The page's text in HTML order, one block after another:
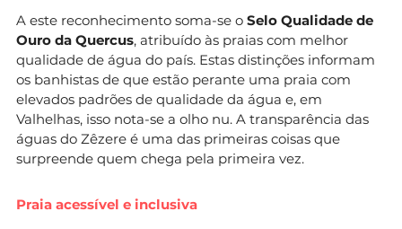
A este reconhecimento soma-se o Selo Qualidade de
Ouro da Quercus, atribuído às praias com melhor
qualidade de água do país. Estas distinções informam
os banhistas de que estão perante uma praia com
elevados padrões de qualidade da água e, em
Valhelhas, isso nota-se a olho nu. A transparência das
águas do Zêzere é uma das primeiras coisas que
surpreende quem chega pela primeira vez.
Praia acessível e inclusiva